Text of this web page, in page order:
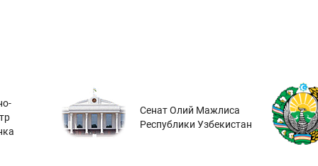
Сенат Олий Мажлиса
Республики Узбекистан